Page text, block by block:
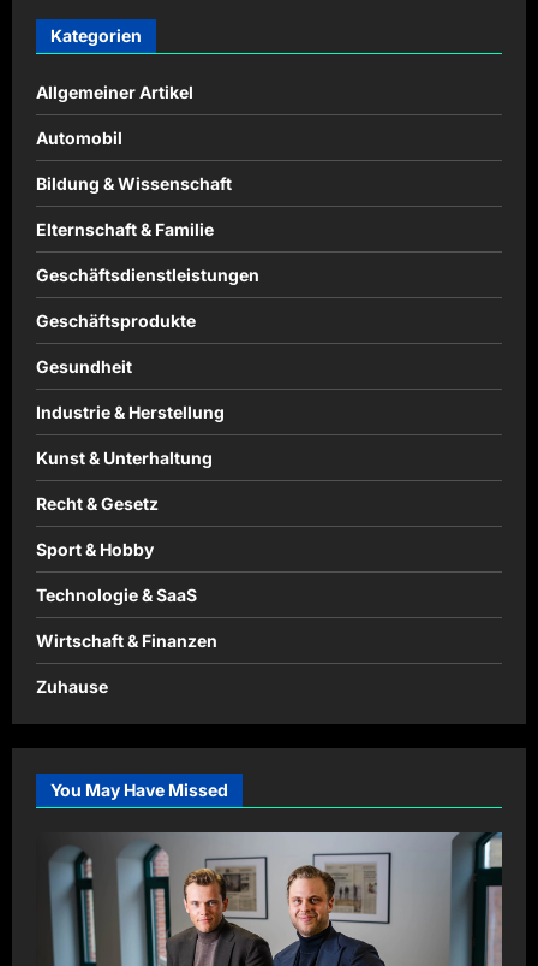
Kategorien
Allgemeiner Artikel
Automobil
Bildung & Wissenschaft
Elternschaft & Familie
Geschäftsdienstleistungen
Geschäftsprodukte
Gesundheit
Industrie & Herstellung
Kunst & Unterhaltung
Recht & Gesetz
Sport & Hobby
Technologie & SaaS
Wirtschaft & Finanzen
Zuhause
You May Have Missed